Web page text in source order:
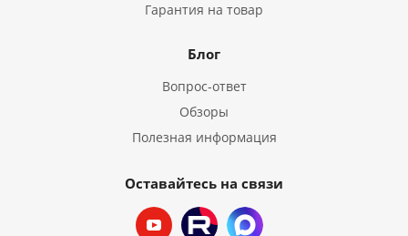
Гарантия на товар
Блог
Вопрос-ответ
Обзоры
Полезная информация
Оставайтесь на связи